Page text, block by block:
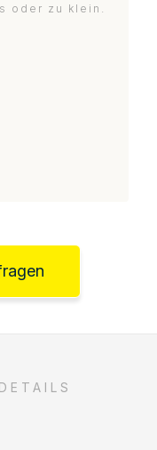
oder zu klein.